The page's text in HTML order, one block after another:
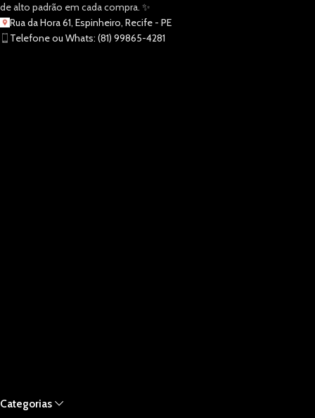
de alto padrão em cada compra. ✨
Rua da Hora 61, Espinheiro, Recife - PE
Telefone ou Whats: (81) 99865-4281
Categorias